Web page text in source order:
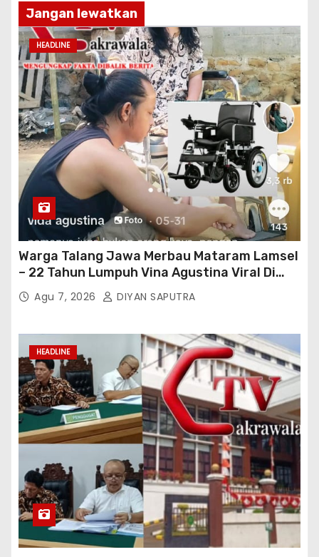
Jangan lewatkan
HEADLINE
Warga Talang Jawa Merbau Mataram Lamsel
– 22 Tahun Lumpuh Vina Agustina Viral Di
Tiktok Inginkan Kursi Roda Listrik, Kepala
Perwakilan Provinsi Lampung Media
Bertindak
Agu 7, 2026 DIYAN SAPUTRA
HEADLINE